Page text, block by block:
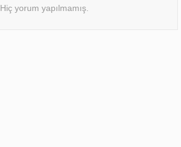
Hiç yorum yapılmamış.